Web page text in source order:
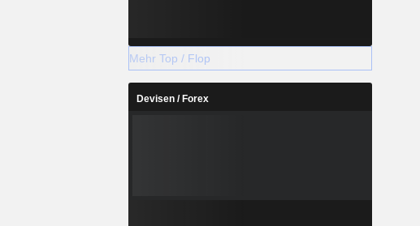
Mehr Top / Flop
Devisen / Forex